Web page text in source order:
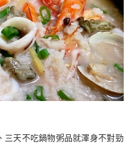
三天不吃鍋物粥品就渾身不對勁